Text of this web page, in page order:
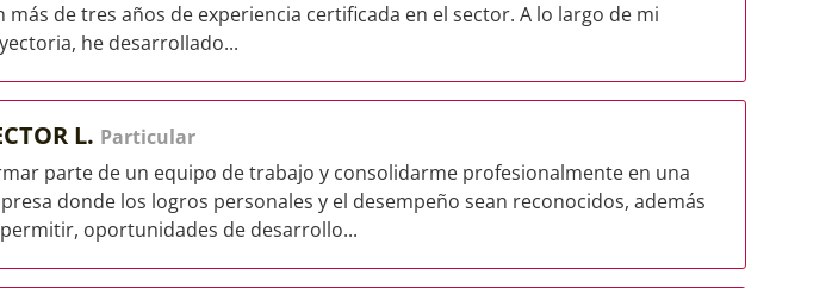
más de tres años de experiencia certificada en el sector. A lo largo de mi
he desarrollado...
L. Particular
parte de un equipo de trabajo y consolidarme profesionalmente en una
donde los logros personales y el desempeño sean reconocidos, además
oportunidades de desarrollo...